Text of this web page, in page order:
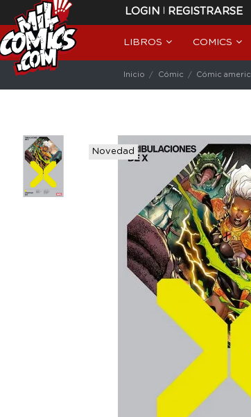
LOGIN | REGISTRARSE
LIBROS COMICS
Inicio Cómic Cómic
Novedad